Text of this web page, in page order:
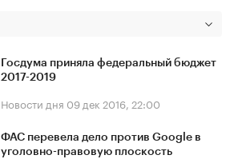
Госдума приняла федеральный бюджет
2017-2019
Новости дня 09 дек 2016, 22:00
ФАС перевела дело против Google в
уголовно-правовую плоскость